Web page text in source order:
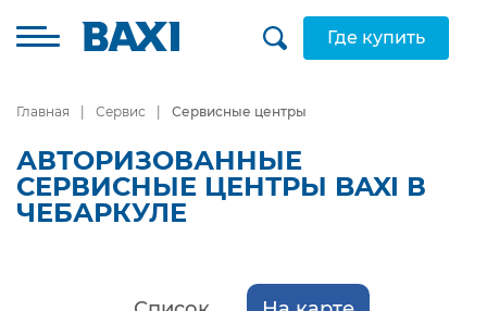
Где купить
Главная Сервис Сервисные центры
АВТОРИЗОВАННЫЕ
СЕРВИСНЫЕ ЦЕНТРЫ BAXI В
ЧЕБАРКУЛЕ